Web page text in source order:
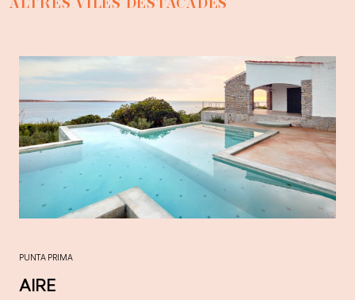
PUNTA PRIMA
AIRE